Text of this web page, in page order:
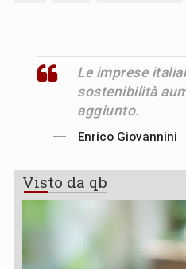
Le imprese
sostenibilità
aggiunto.
Enrico Giovannini
Visto da qb